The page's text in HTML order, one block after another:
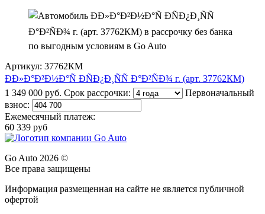
Артикул: 37762КМ
ÐÐ»Ð°Ð²Ð½Ð°Ñ ÐÑÐ¿Ð¸ÑÑ Ð°Ð²ÑÐ¾ г. (арт. 37762КМ)
1 349 000 руб. Срок рассрочки:
Первоначальный
взнос:
Ежемесячный платеж:
60 339 руб
Go Auto 2026 ©
Все права защищены
Информация размещенная на сайте не является публичной
офертой